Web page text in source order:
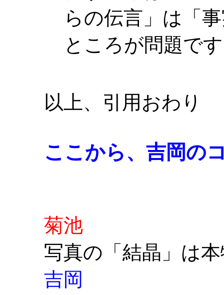
らの伝言」は「
ところが問題で
以上、引用おわり
ここから、吉岡の
菊池
写真の「結晶」
吉岡